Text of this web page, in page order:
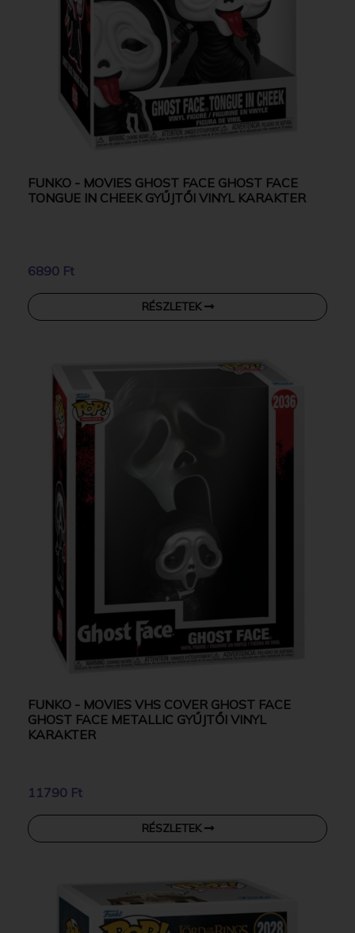
FUNKO - MOVIES GHOST FACE GHOST FACE
TONGUE IN CHEEK GYŰJTŐI VINYL KARAKTER
6890 Ft
RÉSZLETEK
FUNKO - MOVIES VHS COVER GHOST FACE
GHOST FACE METALLIC GYŰJTŐI VINYL
KARAKTER
11790 Ft
RÉSZLETEK